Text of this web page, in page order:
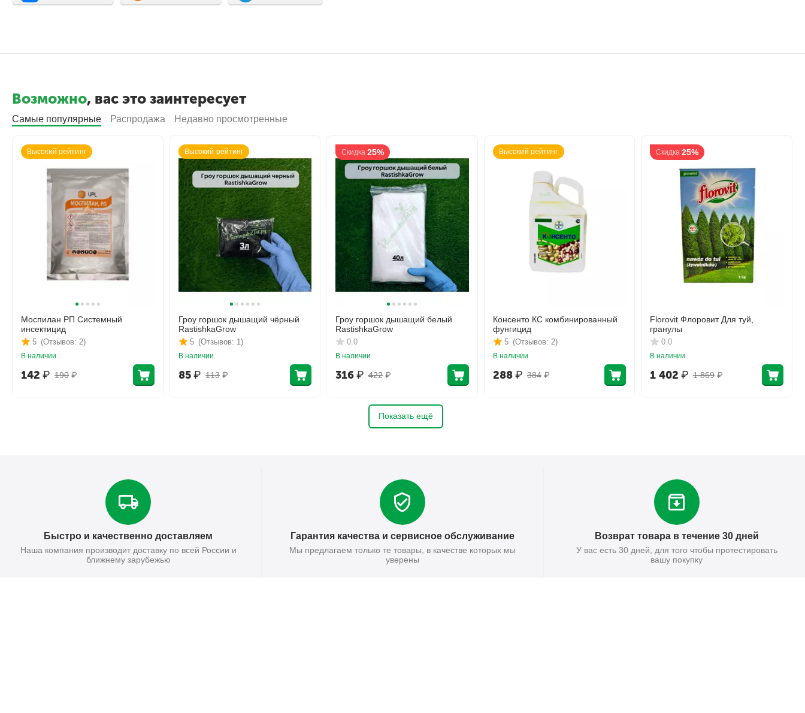
Возможно, вас это заинтересует
Самые популярные Распродажа Недавно просмотренные
Высокий рейтинг
Моспилан РП Системный
инсектицид
(Отзывов: 2)
5
В наличии
190 ₽
142 ₽
Высокий рейтинг
Гроу горшок дышащий чёрный
RastishkaGrow
(Отзывов: 1)
5
В наличии
113 ₽
85 ₽
Скидка 25%
Гроу горшок дышащий белый
RastishkaGrow
0.0
В наличии
422 ₽
316₽
Высокий рейтинг
Консенто КС комбинированный
фунгицид
(Отзывов: 2)
5
В наличии
384 ₽
288₽
Скидка 25%
Florovit Флоровит Для туй,
гранулы
0.0
В наличии
1 869 ₽
1 402 ₽
Показать ещё
Быстро и качественно доставляем
Наша компания производит доставку по всей России и
ближнему зарубежью
Гарантия качества и сервисное обслуживание
Мы предлагаем только те товары, в качестве которых мы
уверены
Возврат товара в течение 30 дней
У вас есть 30 дней, для того чтобы протестировать
вашу покупку